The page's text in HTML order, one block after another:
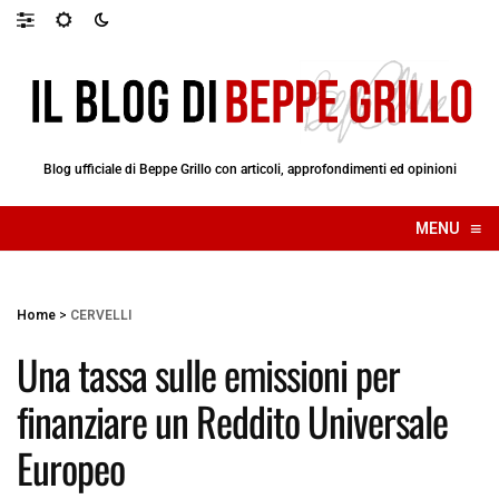
Blog ufficiale di Beppe Grillo con articoli, approfondimenti ed opinioni
MENU ≡
☰
Home > CERVELLI
Una tassa sulle emissioni per
finanziare un Reddito Universale
Europeo